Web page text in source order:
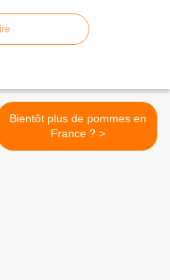
Bientôt plus de pommes en
France ? >